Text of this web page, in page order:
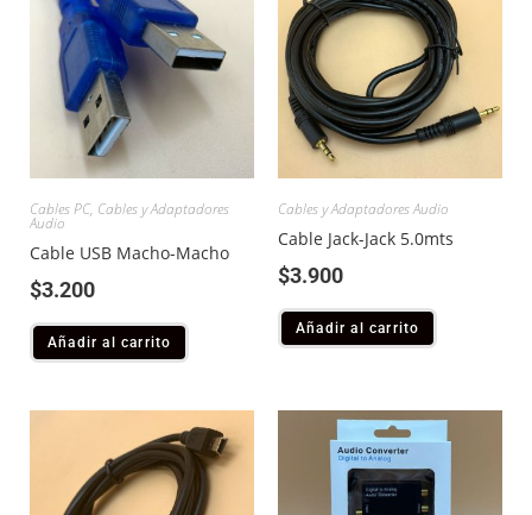
Cables PC, Cables y Adaptadores
Audio
Cable USB Macho-Macho
$3.200
Añadir al carrito
Cables y Adaptadores Audio
Cable Jack-Jack 5.0mts
$3.900
Añadir al carrito